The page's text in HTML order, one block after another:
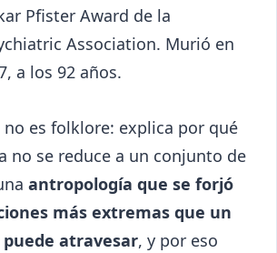
Pfister Award de la
Association. Murió en
a los 92 años.
no es folklore: explica por qué
no se reduce a un conjunto de
antropología que se forjó
más extremas que un
atravesar, y por eso